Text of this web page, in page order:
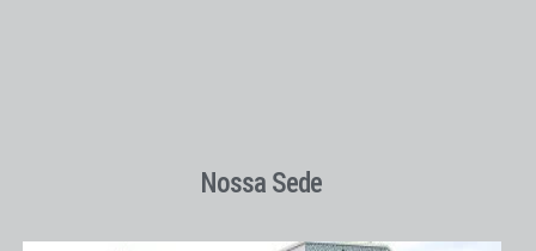
Nossa Sede